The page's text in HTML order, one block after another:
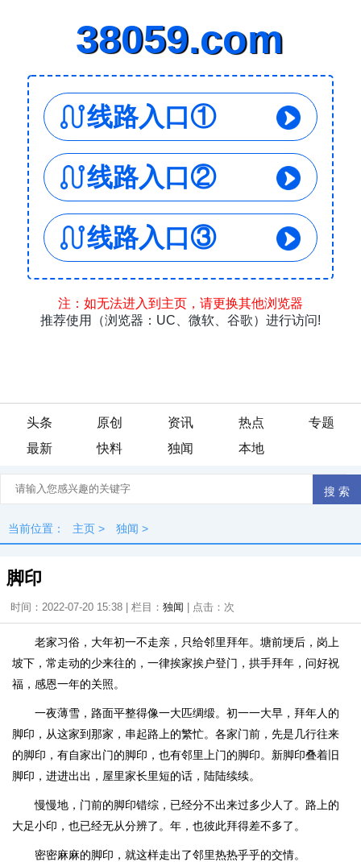
头条 原创 资讯 热点
专题
最新
快料 独闻 本地
当前位置： 主页 > 独闻 >
脚印
时间：2022-07-20 15:38 | 栏目： 独闻 | 点击： 次
老家习俗，大年初一不走亲，只给邻里拜年。塘前埂后，岗上
坡下，常走动的少来往的，一律挨家挨户登门，拱手拜年，问好祝
福，感恩一年的关照。
一夜薄雪，路面平整得像一大匹绸缎。初一一大早，拜年人的
脚印，从这家到那家，串起路上的繁忙。各家门前，先是几行往来
的脚印，有自家出门的脚印，也有邻里上门的脚印。新脚印叠着旧
脚印，进进出出，屋里家长里短的话，陆陆续续。
慢慢地，门前的脚印错综，已经分不出来过多少人了。路上的
大足小印，也已经无从分辨了。年，也彼此拜得差不多了。
密密麻麻的脚印，就这样走出了邻里热热乎乎的交情。